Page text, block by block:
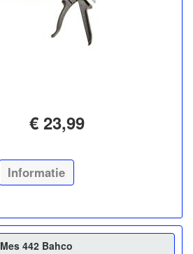
€ 23,99
Informatie
Mes 442 Bahco